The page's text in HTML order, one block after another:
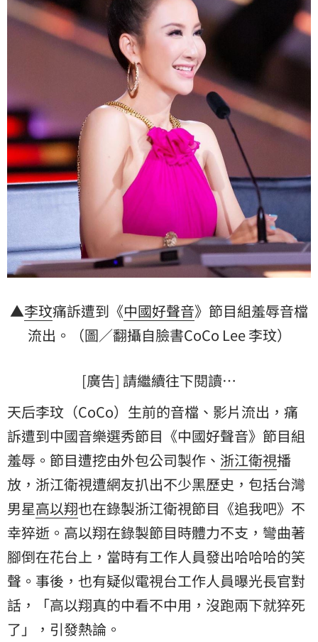
▲李玟痛訴遭到《中國好聲音》節目組羞辱音檔
流出。（圖／翻攝自臉書CoCo Lee 李玟）
[廣告] 請繼續往下閱讀…
天后李玟（CoCo）生前的音檔、影片流出，痛
訴遭到中國音樂選秀節目《中國好聲音》節目組
羞辱。節目遭挖由外包公司製作、 浙江衛視播
放，浙江衛視遭網友扒出不少黑歷史，包括台灣
男星高以翔也在錄製浙江衛視節目《追我吧》不
幸猝逝。高以翔在錄製節目時體力不支，彎曲著
腳倒在花台上，當時有工作人員發出哈哈哈的笑
聲。事後，也有疑似電視台工作人員曝光長官對
話，「高以翔真的中看不中用，沒跑兩下就猝死
了」，引發熱論。